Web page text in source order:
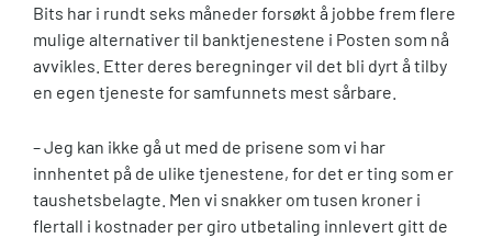
Bits har i rundt seks måneder forsøkt å jobbe frem flere
mulige alternativer til banktjenestene i Posten som nå
avvikles. Etter deres beregninger vil det bli dyrt å tilby
en egen tjeneste for samfunnets mest sårbare.
– Jeg kan ikke gå ut med de prisene som vi har
innhentet på de ulike tjenestene, for det er ting som er
taushetsbelagte. Men vi snakker om tusen kroner i
flertall i kostnader per giro utbetaling innlevert gitt de